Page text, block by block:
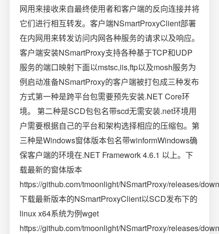
网用来接收来自最终使用者和客户端的反向连接并将
它们进行相互转发。客户端NSmartProxyClient部署
在内网用来转发访问内网各种服务的请求以及响应。
客户端安装NSmartProxy支持各种基于TCP和UDP
服务的端口映射下面以mstsc,iis,ftp以及mosh服务为
例启动准备NSmartProxy的客户端被打包成三种发布
方式第一种是跨平台包需要预先安装.NET Core环
境。 第二种是SCD包包名带scd无需安装.net环境用
户需要根据自己的平台和架构选择相应的压缩包。第
三种是Windows窗体版本包名带winformWindows确
保客户端的环境在.NET Framework 4.6.1 以上。下
载最新的窗体版本
https://github.com/tmoonlight/NSmartProxy/releases/
下载最新版本的NSmartProxyClient以SCD发布下的
linux x64系统为例wget
https://github.com/tmoonlight/NSmartProxy/releases/